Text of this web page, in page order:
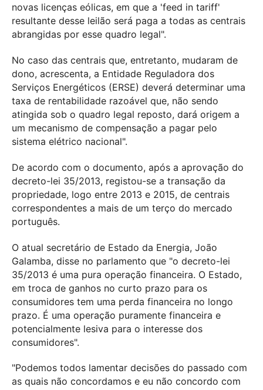
novas licenças eólicas, em que a 'feed in tariff'
resultante desse leilão será paga a todas as centrais
abrangidas por esse quadro legal".
No caso das centrais que, entretanto, mudaram de
dono, acrescenta, a Entidade Reguladora dos
Serviços Energéticos (ERSE) deverá determinar uma
taxa de rentabilidade razoável que, não sendo
atingida sob o quadro legal reposto, dará origem a
um mecanismo de compensação a pagar pelo
sistema elétrico nacional".
De acordo com o documento, após a aprovação do
decreto-lei 35/2013, registou-se a transação da
propriedade, logo entre 2013 e 2015, de centrais
correspondentes a mais de um terço do mercado
português.
O atual secretário de Estado da Energia, João
Galamba, disse no parlamento que "o decreto-lei
35/2013 é uma pura operação financeira. O Estado,
em troca de ganhos no curto prazo para os
consumidores tem uma perda financeira no longo
prazo. É uma operação puramente financeira e
potencialmente lesiva para o interesse dos
consumidores".
"Podemos todos lamentar decisões do passado com
as quais não concordamos e eu não concordo com